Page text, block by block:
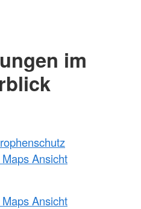
im
Ansicht
Ansicht